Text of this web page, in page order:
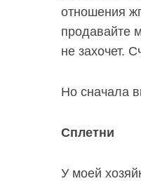
отношения
продавайте
не захочет.
Но сначала
Сплетни
У моей